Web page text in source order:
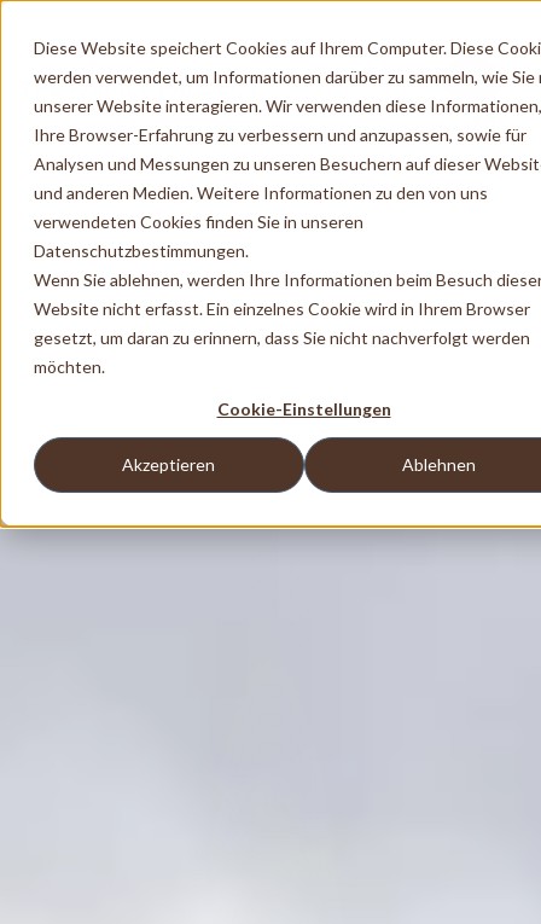
Diese Website speichert Cookies auf Ihrem Computer. Diese
werden verwendet, um Informationen darüber zu sammeln, wie Sie
unserer Website interagieren. Wir verwenden diese
Ihre Browser-Erfahrung zu verbessern und anzupassen, sowie für
Analysen und Messungen zu unseren Besuchern auf dieser
und anderen Medien. Weitere Informationen zu den von uns
verwendeten Cookies finden Sie in unseren
Datenschutzbestimmungen.
Wenn Sie ablehnen, werden Ihre Informationen beim Besuch
Website nicht erfasst. Ein einzelnes Cookie wird in Ihrem Browser
gesetzt, um daran zu erinnern, dass Sie nicht nachverfolgt werden
möchten.
Cookie-Einstellungen
Akzeptieren Ablehnen